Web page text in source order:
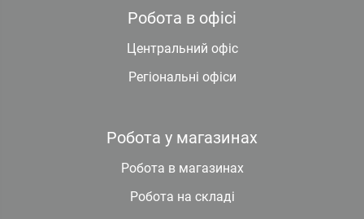
Робота в офісі
Центральний офіс
Регіональні офіси
Робота у магазинах
Робота в магазинах
Робота на складі